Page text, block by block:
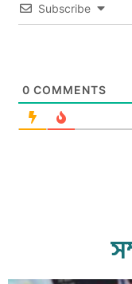
Subscribe
0 COMMENTS